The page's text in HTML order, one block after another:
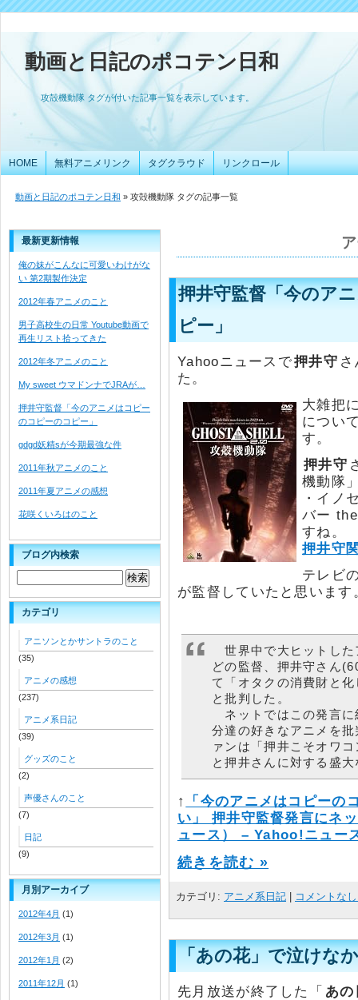
動画と日記のポコテン日和
攻殻機動隊 タグが付いた記事一覧を表示しています。
動画と日記のポコテン日和 » 攻殻機動隊 タグの記事一覧
押井守監督「今のア
ピー」
Yahooニュースで押井守
た。
大雑把
につい
す。
押井守
機動隊
・イノ
バー
すね。
押井守
テレビ
が監督していたと思います
世界中で大ヒットした
どの監督、押井守さん
て「オタクの消費財と
と批判した。
ネットではこの発言に
分達の好きなアニメを
ァンは「押井こそオワ
と押井さんに対する盛
↑
「今のアニメはコピーの
い」 押井守監督発言にネ
ュース） – Yahoo!ニュー
続きを読む »
カテゴリ: アニメ系日記 コメントな
「あの花」で泣けな
先月放送が終了した「 あ
最新更新情報
俺の妹がこんなに可愛いわけがな
い 第2期製作決定
2012年春アニメのこと
男子高校生の日常 Youtube動画で
再生リスト拾ってきた
2012年冬アニメのこと
My sweet ウマドンナでJRAが…
押井守監督「今のアニメはコピー
のコピーのコピー」
gdgd妖精sが今期最強な件
2011年秋アニメのこと
2011年夏アニメの感想
花咲くいろはのこと
ブログ内検索
カテゴリ
アニソンとかサントラのこと
(35)
アニメの感想
(237)
アニメ系日記
(39)
グッズのこと
(2)
声優さんのこと
(7)
日記
(9)
月別アーカイブ
2012年4月 (1)
2012年3月 (1)
2012年1月 (2)
2011年12月 (1)
HOME 無料アニメリンク タグクラウド リンクロール